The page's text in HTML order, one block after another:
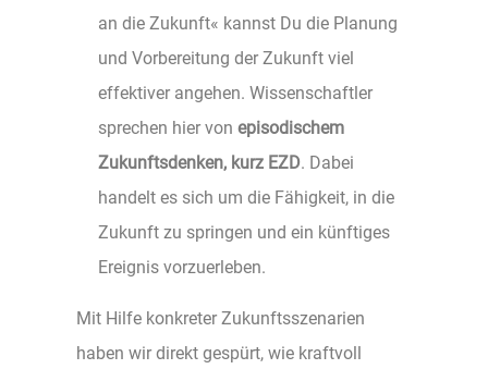
an die Zukunft« kannst Du die Planung
und Vorbereitung der Zukunft viel
effektiver angehen. Wissenschaftler
sprechen hier von episodischem
Zukunftsdenken, kurz EZD. Dabei
handelt es sich um die Fähigkeit, in die
Zukunft zu springen und ein künftiges
Ereignis vorzuerleben.
Mit Hilfe konkreter Zukunftsszenarien
haben wir direkt gespürt, wie kraftvoll